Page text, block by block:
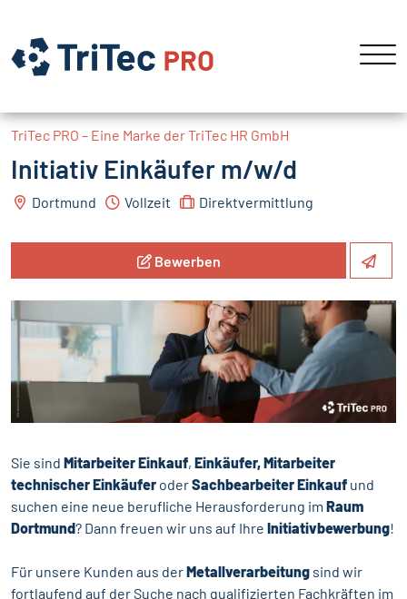
TriTec PRO – Eine Marke der TriTec HR GmbH
Initiativ Einkäufer m/w/d
Dortmund Vollzeit Direktvermittlung
Bewerben
Sie sind Mitarbeiter Einkauf, Einkäufer, Mitarbeiter
technischer Einkäufer oderSachbearbeiter Einkauf und
suchen eine neue berufliche Herausforderung im Raum
Dortmund? Dann freuen wir uns auf Ihre Initiativbewerbung!
Für unsere Kunden aus derMetallverarbeitung sind wir
fortlaufend auf der Suche nach qualifizierten Fachkräften im